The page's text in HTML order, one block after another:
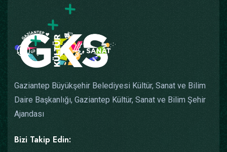
Gaziantep Büyükşehir Belediyesi Kültür, Sanat ve Bilim
Daire Başkanlığı, Gaziantep Kültür, Sanat ve Bilim Şehir
Ajandası
Bizi Takip Edin: